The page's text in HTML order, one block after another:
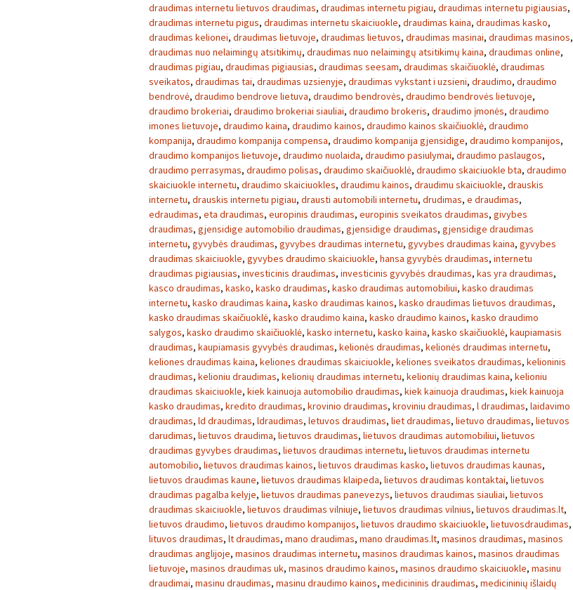
draudimas internetu lietuvos draudimas, draudimas internetu pigiau, draudimas internetu pigiausias,
draudimas internetu pigus, draudimas internetu skaiciuokle, draudimas kaina, draudimas kasko,
draudimas kelionei, draudimas lietuvoje, draudimas lietuvos, draudimas masinai, draudimas masinos,
draudimas nuo nelaimingų atsitikimų, draudimas nuo nelaimingų atsitikimų kaina, draudimas online,
draudimas pigiau, draudimas pigiausias, draudimas seesam, draudimas skaičiuoklė, draudimas
sveikatos, draudimas tai, draudimas uzsienyje, draudimas vykstant i uzsieni, draudimo, draudimo
bendrovė, draudimo bendrove lietuva, draudimo bendrovės, draudimo bendrovės lietuvoje,
draudimo brokeriai, draudimo brokeriai siauliai, draudimo brokeris, draudimo įmonės, draudimo
imones lietuvoje, draudimo kaina, draudimo kainos, draudimo kainos skaičiuoklė, draudimo
kompanija, draudimo kompanija compensa, draudimo kompanija gjensidige, draudimo kompanijos,
draudimo kompanijos lietuvoje, draudimo nuolaida, draudimo pasiulymai, draudimo paslaugos,
draudimo perrasymas, draudimo polisas, draudimo skaičiuoklė, draudimo skaiciuokle bta, draudimo
skaiciuokle internetu, draudimo skaiciuokles, draudimu kainos, draudimu skaiciuokle, drauskis
internetu, drauskis internetu pigiau, drausti automobili internetu, drudimas, e draudimas,
edraudimas, eta draudimas, europinis draudimas, europinis sveikatos draudimas, givybes
draudimas, gjensidige automobilio draudimas, gjensidige draudimas, gjensidige draudimas
internetu, gyvybės draudimas, gyvybes draudimas internetu, gyvybes draudimas kaina, gyvybes
draudimas skaiciuokle, gyvybes draudimo skaiciuokle, hansa gyvybės draudimas, internetu
draudimas pigiausias, investicinis draudimas, investicinis gyvybės draudimas, kas yra draudimas,
kasco draudimas, kasko, kasko draudimas, kasko draudimas automobiliui, kasko draudimas
internetu, kasko draudimas kaina, kasko draudimas kainos, kasko draudimas lietuvos draudimas,
kasko draudimas skaičiuoklė, kasko draudimo kaina, kasko draudimo kainos, kasko draudimo
salygos, kasko draudimo skaičiuoklė, kasko internetu, kasko kaina, kasko skaičiuoklė, kaupiamasis
draudimas, kaupiamasis gyvybės draudimas, kelionės draudimas, kelionės draudimas internetu,
keliones draudimas kaina, keliones draudimas skaiciuokle, keliones sveikatos draudimas, kelioninis
draudimas, kelioniu draudimas, kelionių draudimas internetu, kelionių draudimas kaina, kelioniu
draudimas skaiciuokle, kiek kainuoja automobilio draudimas, kiek kainuoja draudimas, kiek kainuoja
kasko draudimas, kredito draudimas, krovinio draudimas, kroviniu draudimas, l draudimas, laidavimo
draudimas, ld draudimas, ldraudimas, letuvos draudimas, liet draudimas, lietuvo draudimas, lietuvos
darudimas, lietuvos draudima, lietuvos draudimas, lietuvos draudimas automobiliui, lietuvos
draudimas gyvybes draudimas, lietuvos draudimas internetu, lietuvos draudimas internetu
automobilio, lietuvos draudimas kainos, lietuvos draudimas kasko, lietuvos draudimas kaunas,
lietuvos draudimas kaune, lietuvos draudimas klaipeda, lietuvos draudimas kontaktai, lietuvos
draudimas pagalba kelyje, lietuvos draudimas panevezys, lietuvos draudimas siauliai, lietuvos
draudimas skaiciuokle, lietuvos draudimas vilniuje, lietuvos draudimas vilnius, lietuvos draudimas.lt,
lietuvos draudimo, lietuvos draudimo kompanijos, lietuvos draudimo skaiciuokle, lietuvosdraudimas,
lituvos draudimas, lt draudimas, mano draudimas, mano draudimas.lt, masinos draudimas, masinos
draudimas anglijoje, masinos draudimas internetu, masinos draudimas kainos, masinos draudimas
lietuvoje, masinos draudimas uk, masinos draudimo kainos, masinos draudimo skaiciuokle, masinu
draudimai, masinu draudimas, masinu draudimo kainos, medicininis draudimas, medicininių išlaidų